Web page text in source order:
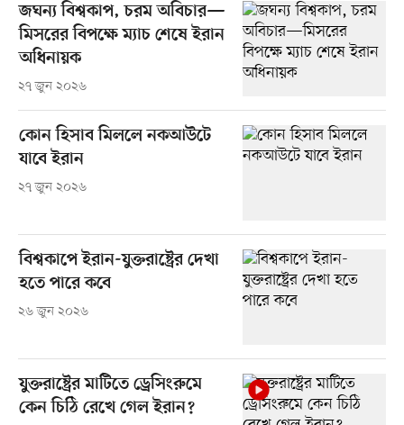
জঘন্য বিশ্বকাপ, চরম অবিচার—
মিসরের বিপক্ষে ম্যাচ শেষে ইরান
অধিনায়ক
২৭ জুন ২০২৬
কোন হিসাব মিললে নকআউটে
যাবে ইরান
২৭ জুন ২০২৬
বিশ্বকাপে ইরান-যুক্তরাষ্ট্রের দেখা
হতে পারে কবে
২৬ জুন ২০২৬
যুক্তরাষ্ট্রের মাটিতে ড্রেসিংরুমে
কেন চিঠি রেখে গেল ইরান?